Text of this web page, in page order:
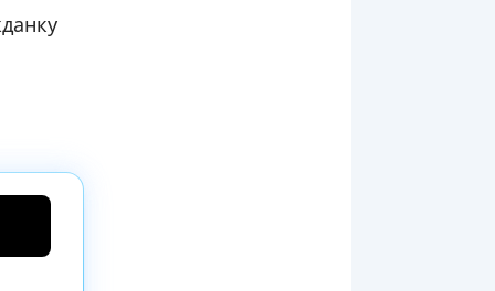
СОТРУДНИКОВ
ОТ
СЛУЧАЕВ
ПУТЕВОДИТЕЛИ ПО